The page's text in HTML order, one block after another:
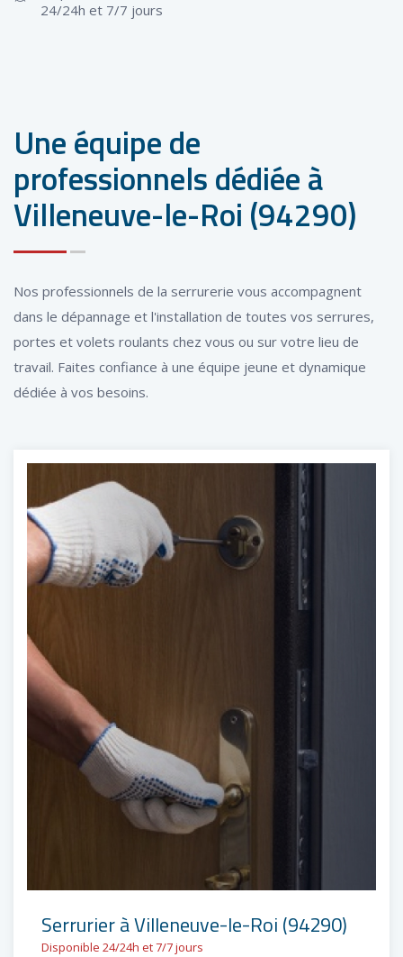
24/24h et 7/7 jours
Une équipe de
professionnels dédiée à
Villeneuve-le-Roi (94290)
Nos professionnels de la serrurerie vous accompagnent
dans le dépannage et l'installation de toutes vos serrures,
portes et volets roulants chez vous ou sur votre lieu de
travail. Faites confiance à une équipe jeune et dynamique
dédiée à vos besoins.
Serrurier à Villeneuve-le-Roi (94290)
Disponible 24/24h et 7/7 jours